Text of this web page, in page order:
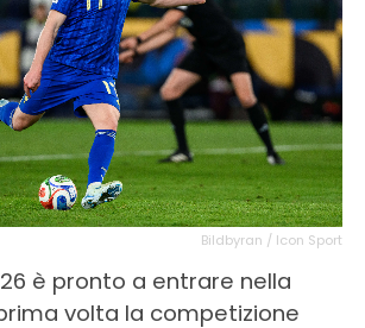
Bildbyran / Icon Sport
è pronto a entrare nella
volta la competizione